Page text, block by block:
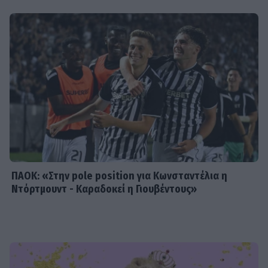
stylish εμφανίσεις & ένας
απολαυστικός Αύγουστος για Νίκα -
SHOWBIZ
Ατύχημα στις διακοπές για τον Ιβάν
Σβιτάιλο – Η ακτινογραφία & το
μήνυμα: «Θα σηκωθώ πιο δυνατός»
ΠΑΟΚ: «Στην pole position για Κωνσταντέλια η
Ντόρτμουντ - Καραδοκεί η Γιουβέντους»